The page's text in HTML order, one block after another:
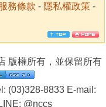
服務條款 - 隱私權政策 -
版權所有，並保留所有
(03)328-8833 E-mail:
@nccs